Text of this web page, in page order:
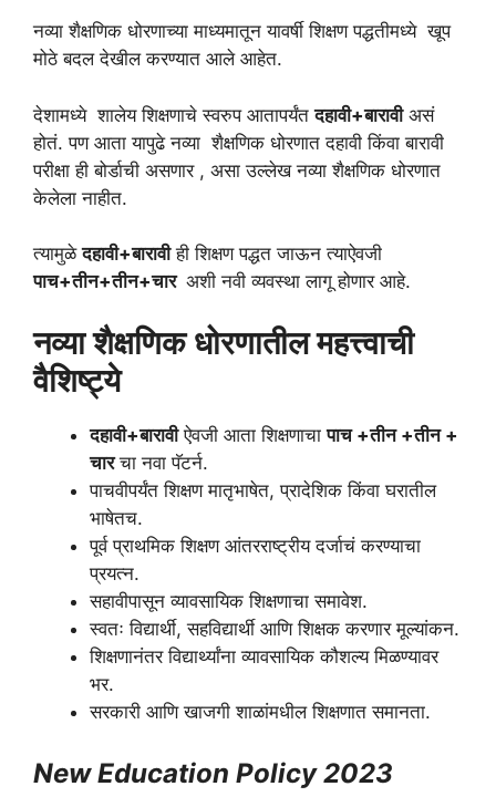
नव्या शैक्षणिक धोरणाच्या माध्यमातून यावर्षी शिक्षण पद्धतीमध्ये खूप
मोठे बदल देखील करण्यात आले आहेत.
देशामध्ये शालेय शिक्षणाचे स्वरुप आतापर्यंतदहावी+बारावीअसं
होतं. पण आता यापुढे नव्या शैक्षणिक धोरणात दहावी किंवा बारावी
परीक्षा ही बोर्डाची असणार , असा उल्लेख नव्या शैक्षणिक धोरणात
केलेला नाहीत.
त्यामुळेदहावी+बारावीही शिक्षण पद्धत जाऊन त्याऐवजी
पाच+तीन+तीन+चार अशी नवी व्यवस्था लागू होणार आहे.
नव्या शैक्षणिक धोरणातील महत्त्वाची
वैशिष्ट्ये
दहावी+बारावीऐवजी आता शिक्षणाचापाच +तीन +तीन +
चारचा नवा पॅटर्न.
पाचवीपर्यंत शिक्षण मातृभाषेत, प्रादेशिक किंवा घरातील
भाषेतच.
पूर्व प्राथमिक शिक्षण आंतरराष्ट्रीय दर्जाचं करण्याचा
प्रयत्न.
सहावीपासून व्यावसायिक शिक्षणाचा समावेश.
स्वतः विद्यार्थी, सहविद्यार्थी आणि शिक्षक करणार मूल्यांकन.
शिक्षणानंतर विद्यार्थ्यांना व्यावसायिक कौशल्य मिळण्यावर
भर.
सरकारी आणि खाजगी शाळांमधील शिक्षणात समानता.
New Education Policy 2023